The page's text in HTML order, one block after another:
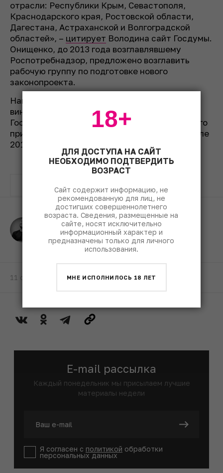
отрасли: Республики Крым, Севастополя,
Краснодарского края, Ростовской области,
Дагестана, Астраханской и Волгоградской
областей», – цитирует Володина сайт Госдумы.
Онищенко, до 2013 года возглавлявшему
Роспотребнадзор, предложено возглавить
рабочую группу по подготовке нового
законопроекта.
Напомним, отклоненный проект закона о
виноградарстве и виноделии был внесен в
Госдуму в июле 2017 года. В первом чтении его
приняли в ноябре 2017 года, во втором – в июле
2019 года.
Игорь Родин
Фотографии
11 октября 2019
E-mail рассылка
Каждый понедельник мы присылаем лучшие
материалы недели
Я согласен с политикой обработки
персональных данных
ДЛЯ ДОСТУПА НА САЙТ
НЕОБХОДИМО ПОДТВЕРДИТЬ
ВОЗРАСТ
Сайт содержит информацию, не
рекомендованную для лиц, не
достигших совершеннолетнего
возраста. Сведения, размещенные на
сайте, носят исключительно
информационный характер и
предназначены только для личного
использования.
МНЕ ИСПОЛНИЛОСЬ 18 ЛЕТ
18+